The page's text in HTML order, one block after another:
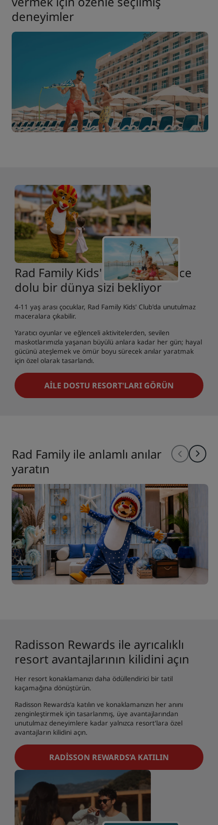
deneyimler
Rad Family Kids' Club'da eğlence
dolu bir dünya sizi bekliyor
4-11 yaş arası çocuklar, Rad Family Kids' Club'da unutulmaz
maceralara çıkabilir.
Yaratıcı oyunlar ve eğlenceli aktivitelerden, sevilen
maskotlarımızla yaşanan büyülü anlara kadar her gün; hayal
gücünü ateşlemek ve ömür boyu sürecek anılar yaratmak
için özel olarak tasarlandı.
AILE DOSTU RESORT'LARI GÖRÜN
Rad Family ile anlamlı anılar
yaratın
Radisson Rewards ile ayrıcalıklı
resort avantajlarının kilidini açın
Her resort konaklamanızı daha ödüllendirici bir tatil
kaçamağına dönüştürün.
Radisson Rewards'a katılın ve konaklamanızın her anını
zenginleştirmek için tasarlanmış, üye avantajlarından
unutulmaz deneyimlere kadar yalnızca resort'lara özel
avantajların kilidini açın.
RADISSON REWARDS’A KATILIN